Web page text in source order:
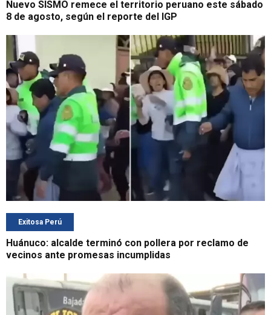
Nuevo SISMO remece el territorio peruano este sábado
8 de agosto, según el reporte del IGP
Exitosa Perú
Huánuco: alcalde terminó con pollera por reclamo de
vecinos ante promesas incumplidas